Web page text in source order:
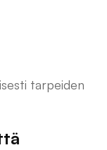
tarpeiden